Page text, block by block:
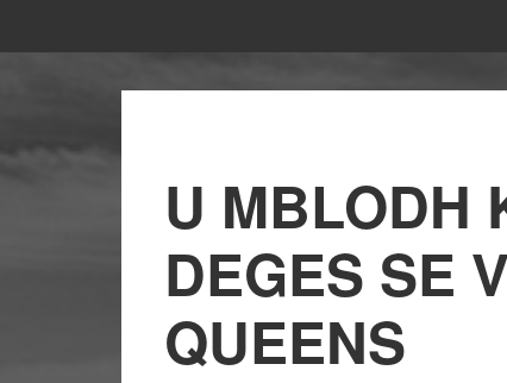
U MBLODH
DEGES SE
QUEENS